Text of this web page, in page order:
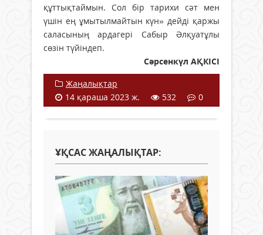
құттықтаймын. Сол бір тарихи сәт мен
үшін ең ұмытылмайтын күн» дейді қаржы
саласының ардагері Сабыр Әлқуатұлы
сөзін түйіндеп.
Сәрсенкүл АҚКІСІ
Жаңалықтар
14 қараша 2023 ж.
532 0
ҰҚСАС ЖАҢАЛЫҚТАР: